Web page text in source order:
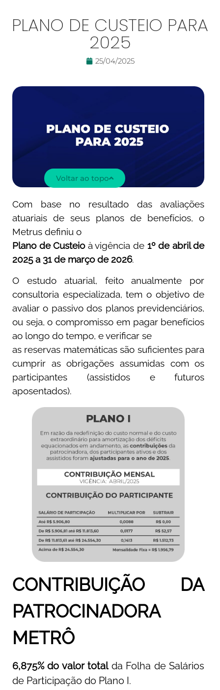
PLANO DE CUSTEIO PARA
2025
25/04/2025
Com base no resultado das avaliações
atuariais de seus planos de benefícios, o
Metrus definiu o
Plano de Custeioà vigência de 1º de abril de
2025 a 31 de março de 2026.
O estudo atuarial, feito anualmente por
consultoria especializada, tem o objetivo de
avaliar o passivo dos planos previdenciários,
ou seja, o compromisso em pagar benefícios
ao longo do tempo, e verificar se
as reservas matemáticas são suficientes para
cumprir as obrigações assumidas com os
participantes (assistidos e futuros
aposentados).
CONTRIBUIÇÃO DA
PATROCINADORA
METRÔ
6,875% do valor totalda Folha de Salários
de Participação do Plano I.
Voltar ao topo